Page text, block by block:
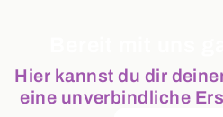
Hier kannst du dir
eine unverbindliche